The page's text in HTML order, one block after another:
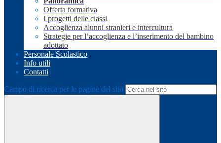
Offerta formativa
I progetti delle classi
Accoglienza alunni stranieri e intercultura
Strategie per l’accoglienza e l’inserimento del bambino
adottato
Personale Scolastico
Info utili
Contatti
Campo di ricerca per le pagine del sito